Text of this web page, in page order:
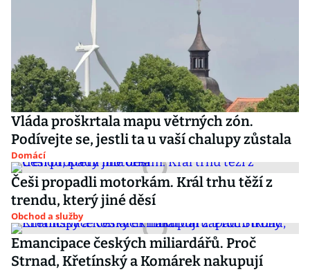
Vláda proškrtala mapu větrných zón.
Podívejte se, jestli ta u vaší chalupy zůstala
Domácí
Češi propadli motorkám. Král trhu těží z
trendu, který jiné děsí
Obchod a služby
Emancipace českých miliardářů. Proč
Strnad, Křetínský a Komárek nakupují